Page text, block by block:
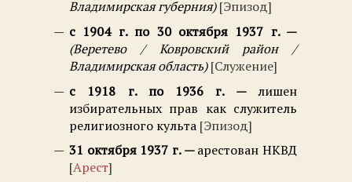
Владимирская губерния
Эпизод
с 1904 г. по 30 октября 1937 г.
Веретево / Ковровский район /
Владимирская область
Служение
с 1918 г. по 1936 г.
лишен
избирательных прав как служитель
религиозного культа Эпизод
31 октября 1937 г.
арестован НКВД
Арест